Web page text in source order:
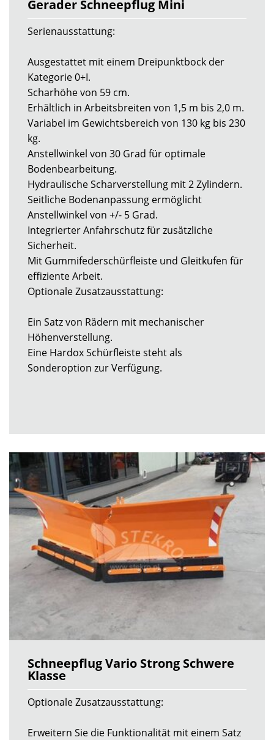
Gerader Schneepflug Mini
Serienausstattung:
Ausgestattet mit einem Dreipunktbock der
Kategorie 0+I.
Scharhöhe von 59 cm.
Erhältlich in Arbeitsbreiten von 1,5 m bis 2,0 m.
Variabel im Gewichtsbereich von 130 kg bis 230
kg.
Anstellwinkel von 30 Grad für optimale
Bodenbearbeitung.
Hydraulische Scharverstellung mit 2 Zylindern.
Seitliche Bodenanpassung ermöglicht
Anstellwinkel von +/- 5 Grad.
Integrierter Anfahrschutz für zusätzliche
Sicherheit.
Mit Gummifederschürfleiste und Gleitkufen für
effiziente Arbeit.
Optionale Zusatzausstattung:
Ein Satz von Rädern mit mechanischer
Höhenverstellung.
Eine Hardox Schürfleiste steht als
Sonderoption zur Verfügung.
Schneepflug Vario Strong Schwere
Klasse
Optionale Zusatzausstattung:
Erweitern Sie die Funktionalität mit einem Satz